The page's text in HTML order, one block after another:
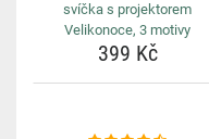
svíčka s projektorem
Velikonoce, 3 motivy
399 Kč